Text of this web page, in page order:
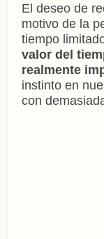
El deseo de
motivo de la
tiempo
valor del
realmente
instinto en
con